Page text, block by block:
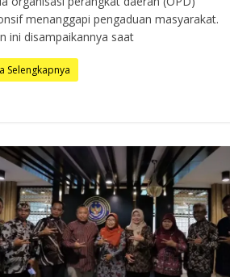
menanggapi pengaduan masyarakat.
ini disampaikannya saat
Selengkapnya